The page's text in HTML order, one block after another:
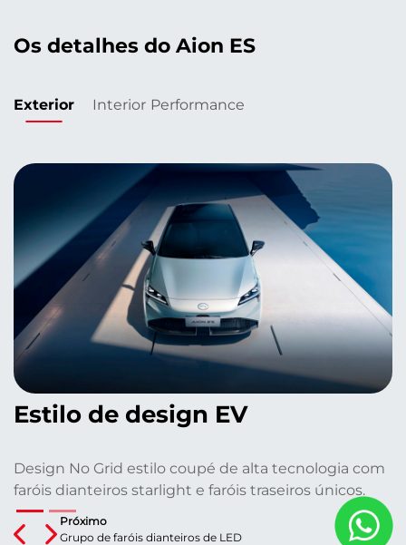
Os detalhes do Aion ES
Exterior Interior Performance
Estilo de design EV
Design No Grid estilo coupé de alta tecnologia com
faróis dianteiros starlight e faróis traseiros únicos.
Previous
Next
Próximo
Grupo de faróis dianteiros de LED